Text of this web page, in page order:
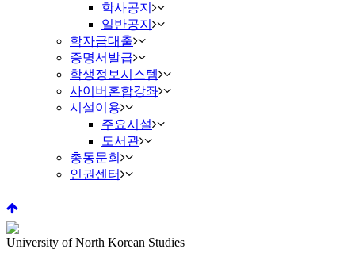
학사공지
일반공지
학자금대출
증명서발급
학생정보시스템
사이버혼합강좌
시설이용
주요시설
도서관
총동문회
인권센터
University of North Korean Studies